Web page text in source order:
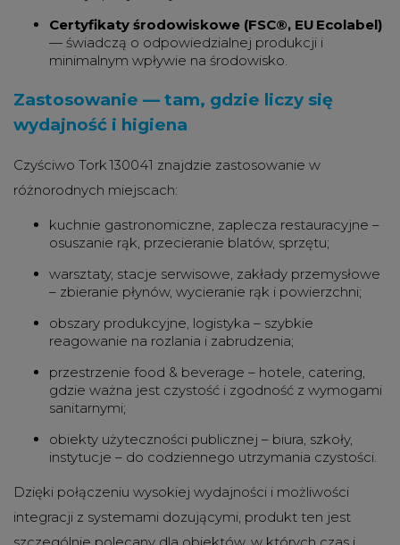
Certyfikaty środowiskowe (FSC®, EU Ecolabel)
— świadczą o odpowiedzialnej produkcji i
minimalnym wpływie na środowisko.
Zastosowanie — tam, gdzie liczy się
wydajność i higiena
Czyściwo Tork 130041 znajdzie zastosowanie w
różnorodnych miejscach:
kuchnie gastronomiczne, zaplecza restauracyjne –
osuszanie rąk, przecieranie blatów, sprzętu;
warsztaty, stacje serwisowe, zakłady przemysłowe
– zbieranie płynów, wycieranie rąk i powierzchni;
obszary produkcyjne, logistyka – szybkie
reagowanie na rozlania i zabrudzenia;
przestrzenie food & beverage – hotele, catering,
gdzie ważna jest czystość i zgodność z wymogami
sanitarnymi;
obiekty użyteczności publicznej – biura, szkoły,
instytucje – do codziennego utrzymania czystości.
Dzięki połączeniu wysokiej wydajności i możliwości
integracji z systemami dozującymi, produkt ten jest